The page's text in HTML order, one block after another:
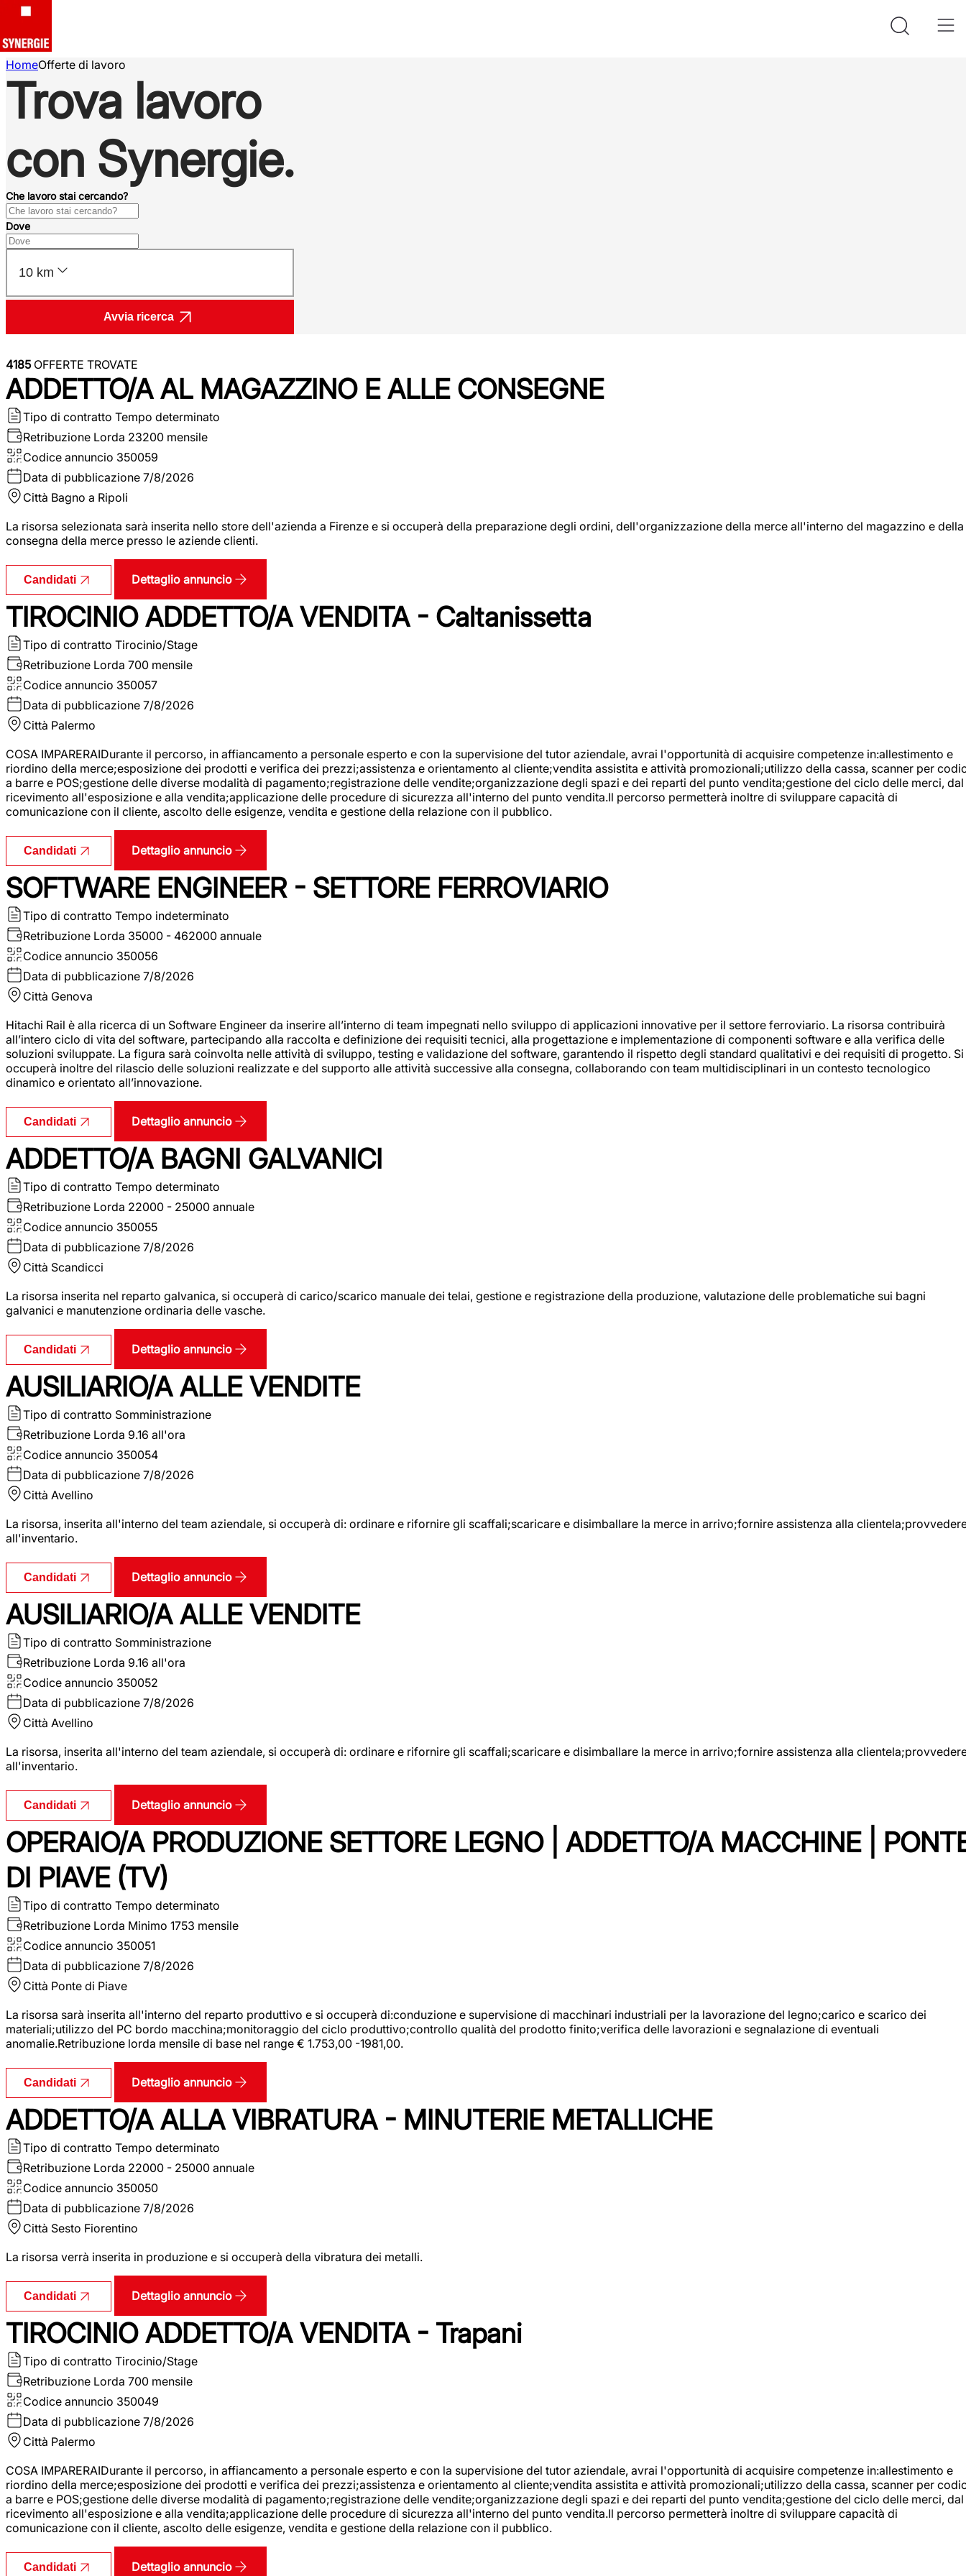
HomeOfferte di lavoro
Trova lavoro
con Synergie.
Che lavoro stai cercando?
Dove
10 km
Avvia ricerca
4185OFFERTE TROVATE
ADDETTO/A AL MAGAZZINO E ALLE CONSEGNE
Tipo di contratto Tempo determinato
Retribuzione Lorda 23200 mensile
Codice annuncio 350059
Data di pubblicazione 7/8/2026
Città Bagno a Ripoli
La risorsa selezionata sarà inserita nello store dell'azienda a Firenze e si occuperà della preparazione degli ordini, dell'organizzazione della merce all'interno del magazzino e della
consegna della merce presso le aziende clienti.
Candidati Dettaglio annuncio
TIROCINIO ADDETTO/A VENDITA - Caltanissetta
Tipo di contratto Tirocinio/Stage
Retribuzione Lorda 700 mensile
Codice annuncio 350057
Data di pubblicazione 7/8/2026
Città Palermo
COSA IMPARERAIDurante il percorso, in affiancamento a personale esperto e con la supervisione del tutor aziendale, avrai l'opportunità di acquisire competenze in:allestimento e
riordino della merce;esposizione dei prodotti e verifica dei prezzi;assistenza e orientamento al cliente;vendita assistita e attività promozionali;utilizzo della cassa, scanner per
a barre e POS;gestione delle diverse modalità di pagamento;registrazione delle vendite;organizzazione degli spazi e dei reparti del punto vendita;gestione del ciclo delle merci, dal
ricevimento all'esposizione e alla vendita;applicazione delle procedure di sicurezza all'interno del punto vendita.Il percorso permetterà inoltre di sviluppare capacità di
comunicazione con il cliente, ascolto delle esigenze, vendita e gestione della relazione con il pubblico.
Candidati Dettaglio annuncio
SOFTWARE ENGINEER - SETTORE FERROVIARIO
Tipo di contratto Tempo indeterminato
Retribuzione Lorda 35000 - 462000 annuale
Codice annuncio 350056
Data di pubblicazione 7/8/2026
Città Genova
Hitachi Rail è alla ricerca di un Software Engineer da inserire all’interno di team impegnati nello sviluppo di applicazioni innovative per il settore ferroviario. La risorsa contribuirà
all’intero ciclo di vita del software, partecipando alla raccolta e definizione dei requisiti tecnici, alla progettazione e implementazione di componenti software e alla verifica delle
soluzioni sviluppate. La figura sarà coinvolta nelle attività di sviluppo, testing e validazione del software, garantendo il rispetto degli standard qualitativi e dei requisiti di progetto. Si
occuperà inoltre del rilascio delle soluzioni realizzate e del supporto alle attività successive alla consegna, collaborando con team multidisciplinari in un contesto tecnologico
dinamico e orientato all’innovazione.
Candidati Dettaglio annuncio
ADDETTO/A BAGNI GALVANICI
Tipo di contratto Tempo determinato
Retribuzione Lorda 22000 - 25000 annuale
Codice annuncio 350055
Data di pubblicazione 7/8/2026
Città Scandicci
La risorsa inserita nel reparto galvanica, si occuperà di carico/scarico manuale dei telai, gestione e registrazione della produzione, valutazione delle problematiche sui bagni
galvanici e manutenzione ordinaria delle vasche.
Candidati Dettaglio annuncio
AUSILIARIO/A ALLE VENDITE
Tipo di contratto Somministrazione
Retribuzione Lorda 9.16 all'ora
Codice annuncio 350054
Data di pubblicazione 7/8/2026
Città Avellino
La risorsa, inserita all'interno del team aziendale, si occuperà di: ordinare e rifornire gli scaffali;scaricare e disimballare la merce in arrivo;fornire assistenza alla
all'inventario.
Candidati Dettaglio annuncio
AUSILIARIO/A ALLE VENDITE
Tipo di contratto Somministrazione
Retribuzione Lorda 9.16 all'ora
Codice annuncio 350052
Data di pubblicazione 7/8/2026
Città Avellino
La risorsa, inserita all'interno del team aziendale, si occuperà di: ordinare e rifornire gli scaffali;scaricare e disimballare la merce in arrivo;fornire assistenza alla
all'inventario.
Candidati Dettaglio annuncio
OPERAIO/A PRODUZIONE SETTORE LEGNO | ADDETTO/A MACCHINE |
DI PIAVE (TV)
Tipo di contratto Tempo determinato
Retribuzione Lorda Minimo 1753 mensile
Codice annuncio 350051
Data di pubblicazione 7/8/2026
Città Ponte di Piave
La risorsa sarà inserita all'interno del reparto produttivo e si occuperà di:conduzione e supervisione di macchinari industriali per la lavorazione del legno;carico e scarico dei
materiali;utilizzo del PC bordo macchina;monitoraggio del ciclo produttivo;controllo qualità del prodotto finito;verifica delle lavorazioni e segnalazione di eventuali
anomalie.Retribuzione lorda mensile di base nel range € 1.753,00 -1981,00.
Candidati Dettaglio annuncio
ADDETTO/A ALLA VIBRATURA - MINUTERIE METALLICHE
Tipo di contratto Tempo determinato
Retribuzione Lorda 22000 - 25000 annuale
Codice annuncio 350050
Data di pubblicazione 7/8/2026
Città Sesto Fiorentino
La risorsa verrà inserita in produzione e si occuperà della vibratura dei metalli.
Candidati Dettaglio annuncio
TIROCINIO ADDETTO/A VENDITA - Trapani
Tipo di contratto Tirocinio/Stage
Retribuzione Lorda 700 mensile
Codice annuncio 350049
Data di pubblicazione 7/8/2026
Città Palermo
COSA IMPARERAIDurante il percorso, in affiancamento a personale esperto e con la supervisione del tutor aziendale, avrai l'opportunità di acquisire competenze in:allestimento e
riordino della merce;esposizione dei prodotti e verifica dei prezzi;assistenza e orientamento al cliente;vendita assistita e attività promozionali;utilizzo della cassa, scanner per
a barre e POS;gestione delle diverse modalità di pagamento;registrazione delle vendite;organizzazione degli spazi e dei reparti del punto vendita;gestione del ciclo delle merci, dal
ricevimento all'esposizione e alla vendita;applicazione delle procedure di sicurezza all'interno del punto vendita.Il percorso permetterà inoltre di sviluppare capacità di
comunicazione con il cliente, ascolto delle esigenze, vendita e gestione della relazione con il pubblico.
Candidati Dettaglio annuncio